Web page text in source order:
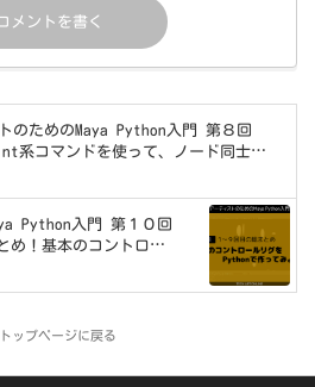
のためのMaya Python入門 第８回
系コマンドを使って、ノード同士の
」
Python入門 第１０回
め！基本のコントロー
よう！」
トップページに戻る